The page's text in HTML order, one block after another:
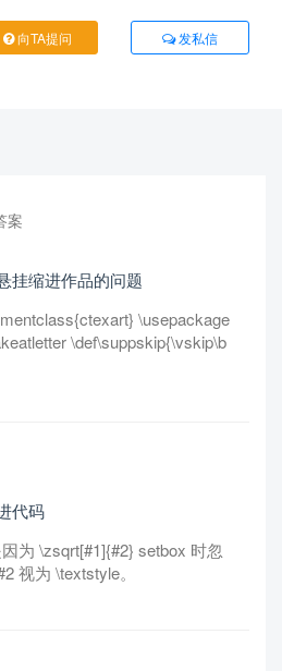
向TA提问 发私信
案
挂缩进作品的问题
\usepackage
\def\suppskip{\vskip\b
代码
为 \zsqrt[#1]{#2} setbox 时忽
视为 \textstyle。